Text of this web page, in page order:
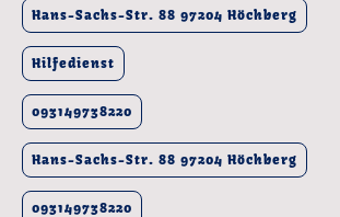
Hans-Sachs-Str. 88 97204 Höchberg
Hilfedienst
093149738220
Hans-Sachs-Str. 88 97204 Höchberg
093149738220